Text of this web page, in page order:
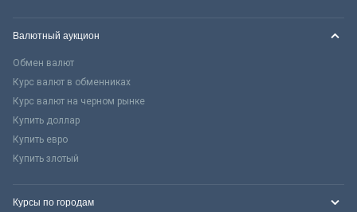
Валютный аукцион
Обмен валют
Курс валют в обменниках
Курс валют на черном рынке
Купить доллар
Купить евро
Купить злотый
Курсы по городам